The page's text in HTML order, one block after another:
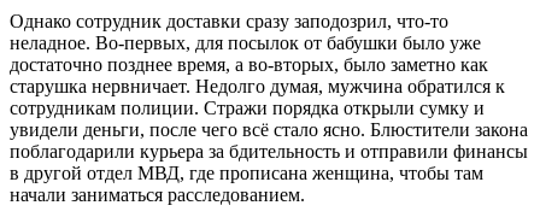
Однако сотрудник доставки сразу заподозрил, что-то
неладное. Во-первых, для посылок от бабушки было уже
достаточно позднее время, а во-вторых, было заметно как
старушка нервничает. Недолго думая, мужчина обратился к
сотрудникам полиции. Стражи порядка открыли сумку и
увидели деньги, после чего всё стало ясно. Блюстители закона
поблагодарили курьера за бдительность и отправили финансы
в другой отдел МВД, где прописана женщина, чтобы там
начали заниматься расследованием.